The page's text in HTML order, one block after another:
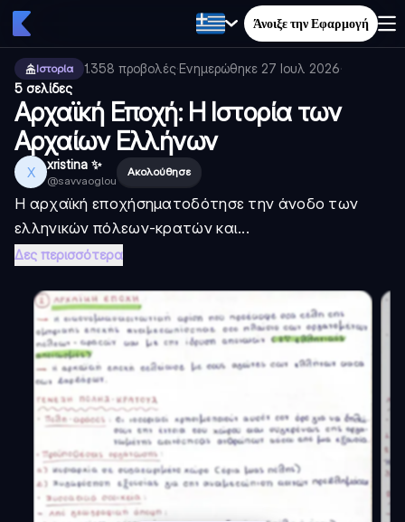
Άνοιξε την Εφαρμογή
Ιστορία 1.358 προβολές·Ενημερώθηκε 27 Ιουλ 2026·
5 σελίδες
Αρχαϊκή Εποχή: Η Ιστορία των
Αρχαίων Ελλήνων
X xristina ✨
@savvaoglou
Ακολούθησε
Η αρχαϊκή εποχήσηματοδότησε την άνοδο των
ελληνικών πόλεων-κρατών και...
Δες περισσότερα